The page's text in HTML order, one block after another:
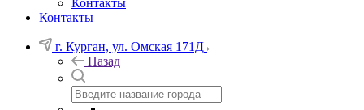
Контакты
Контакты
г. Курган, ул. Омская 171Д
Назад